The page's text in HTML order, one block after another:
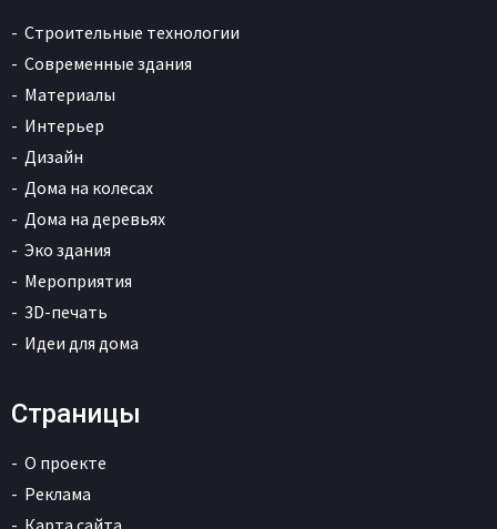
Строительные технологии
Современные здания
Материалы
Интерьер
Дизайн
Дома на колесах
Дома на деревьях
Эко здания
Мероприятия
3D-печать
Идеи для дома
Страницы
О проекте
Реклама
Карта сайта